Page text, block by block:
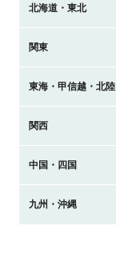
北海道・東北
関東
東海・甲信越・北陸
関西
中国・四国
九州・沖縄